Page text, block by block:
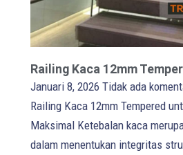
Railing Kaca 12mm
Januari 8, 2026 Tidak ada
Railing Kaca 12mm Tempered
Maksimal Ketebalan kaca
dalam menentukan integritas